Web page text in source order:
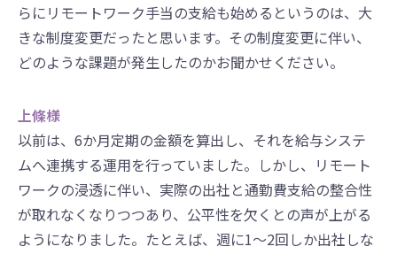
らにリモートワーク手当の支給も始めるというのは、大
きな制度変更だったと思います。その制度変更に伴い、
どのような課題が発生したのかお聞かせください。
上條様
以前は、6か月定期の金額を算出し、それを給与システ
ムへ連携する運用を行っていました。しかし、リモート
ワークの浸透に伴い、実際の出社と通勤費支給の整合性
が取れなくなりつつあり、公平性を欠くとの声が上がる
ようになりました。たとえば、週に1〜2回しか出社しな